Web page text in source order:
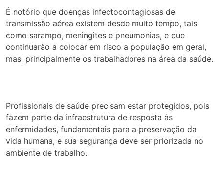
É notório que doenças infectocontagiosas de
transmissão aérea existem desde muito tempo, tais
como sarampo, meningites e pneumonias, e que
continuarão a colocar em risco a população em geral,
mas, principalmente os trabalhadores na área da saúde.
Profissionais de saúde precisam estar protegidos, pois
fazem parte da infraestrutura de resposta às
enfermidades, fundamentais para a preservação da
vida humana, e sua segurança deve ser priorizada no
ambiente de trabalho.